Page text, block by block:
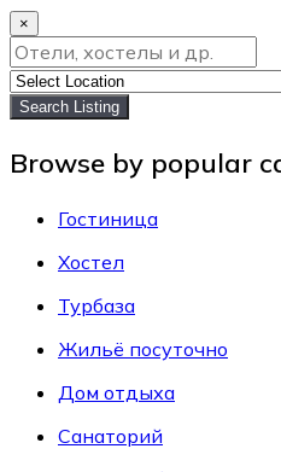
×
Search Listing
Browse by popular
Гостиница
Хостел
Турбаза
Жильё посуточно
Дом отдыха
Санаторий